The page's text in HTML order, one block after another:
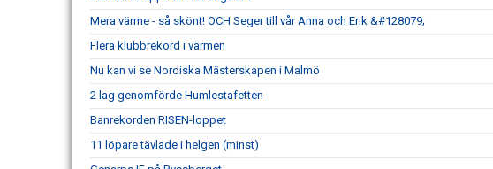
Mera värme - så skönt! OCH Seger till vår Anna och Erik &#128079;
Flera klubbrekord i värmen
Nu kan vi se Nordiska Mästerskapen i Malmö
2 lag genomförde Humlestafetten
Banrekorden RISEN-loppet
11 löpare tävlade i helgen (minst)